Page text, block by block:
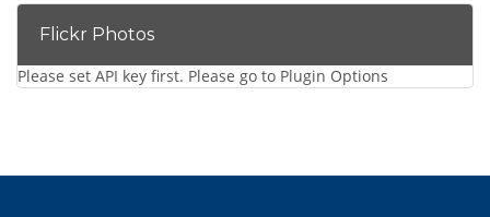
Flickr Photos
Please set API key first. Please go to Plugin Options